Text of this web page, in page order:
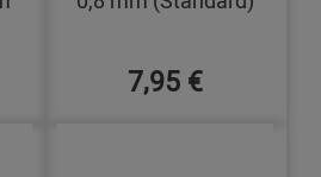
7,95 €